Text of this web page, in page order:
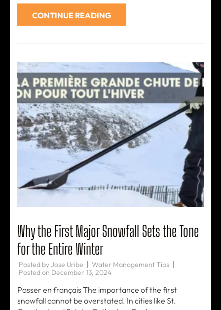
CONTINUE READING
Why the First Major Snowfall Sets the Tone
for the Entire Winter
Posted by Jose Uribe
Water Management Tips
Posted on December 13, 2024
Passer en français The importance of the first
snowfall cannot be overstated. In cities like St.